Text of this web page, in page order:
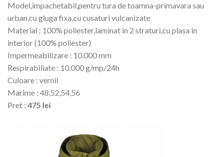
Model,impachetabil,pentru tura de toamna-primavara sau
urban,cu gluga fixa,cu cusaturi vulcanizate
Material : 100% poliester,laminat in 2 straturi,cu plasa in
interior (100% poliester)
Impermeabilizare : 10.000 mm
Respirabiliate : 10.000 g/mp/24h
Culoare : vernil
Marime : 48,52,54,56
Pret : 475 lei